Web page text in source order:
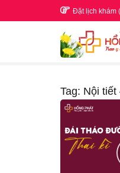
to
Đặt lịch khám
Tag: Nội